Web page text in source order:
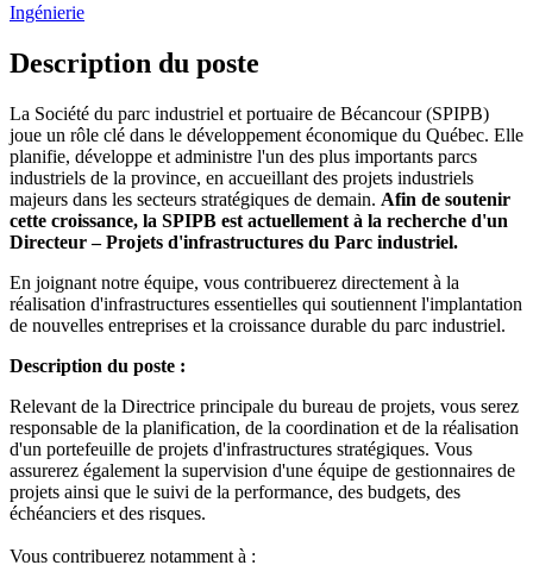
Ingénierie
Description du poste
La Société du parc industriel et portuaire de Bécancour (SPIPB)
joue un rôle clé dans le développement économique du Québec. Elle
planifie, développe et administre l'un des plus importants parcs
industriels de la province, en accueillant des projets industriels
majeurs dans les secteurs stratégiques de demain. Afin de soutenir
cette croissance, la SPIPB est actuellement à la recherche d'un
Directeur – Projets d'infrastructures du Parc industriel.
En joignant notre équipe, vous contribuerez directement à la
réalisation d'infrastructures essentielles qui soutiennent l'implantation
de nouvelles entreprises et la croissance durable du parc industriel.
Description du poste :
Relevant de la Directrice principale du bureau de projets, vous serez
responsable de la planification, de la coordination et de la réalisation
d'un portefeuille de projets d'infrastructures stratégiques. Vous
assurerez également la supervision d'une équipe de gestionnaires de
projets ainsi que le suivi de la performance, des budgets, des
échéanciers et des risques.
Vous contribuerez notamment à :